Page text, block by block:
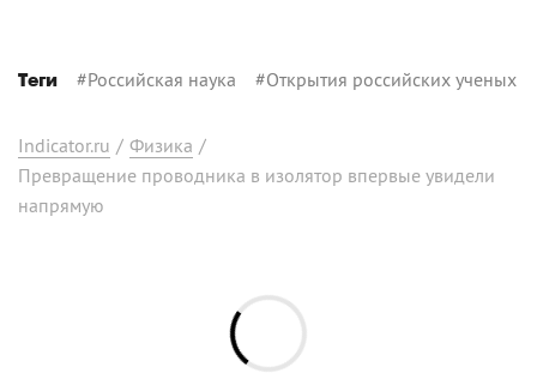
Теги #Российская наука #Открытия российских ученых
Indicator.ru / Физика /
Превращение проводника в изолятор впервые увидели
напрямую